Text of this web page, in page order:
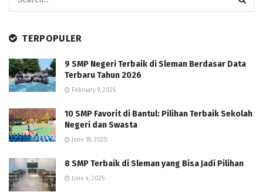
TERPOPULER
9 SMP Negeri Terbaik di Sleman Berdasar Data
Terbaru Tahun 2026
February 9, 2026
10 SMP Favorit di Bantul: Pilihan Terbaik Sekolah
Negeri dan Swasta
June 18, 2025
8 SMP Terbaik di Sleman yang Bisa Jadi Pilihan
June 4, 2025